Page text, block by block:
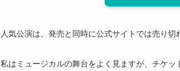
人気公演は、発売と同時に公式サイトでは売り切
私はミュージカルの舞台をよく見ますが、チケ